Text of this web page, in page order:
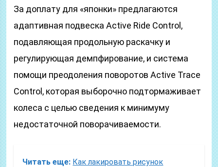
За доплату для «японки» предлагаются
адаптивная подвеска Active Ride Control,
подавляющая продольную раскачку и
регулирующая демпфирование, и система
помощи преодоления поворотов Active Trace
Control, которая выборочно подтормаживает
колеса с целью сведения к минимуму
недостаточной поворачиваемости.
Читать еще: Как лакировать рисунок